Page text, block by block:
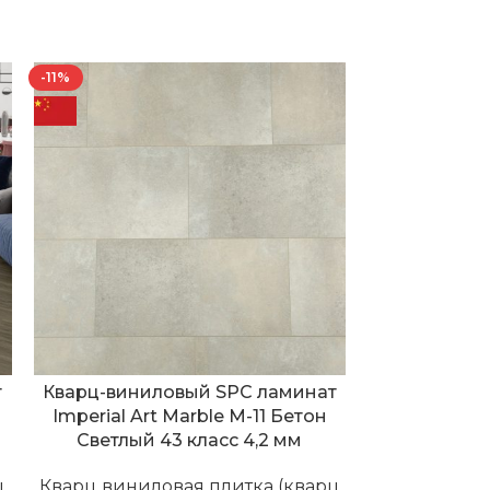
-11%
Кварц-виниловый SPC ламинат
Imperial Art Marble M-11 Бетон
Светлый 43 класс 4,2 мм